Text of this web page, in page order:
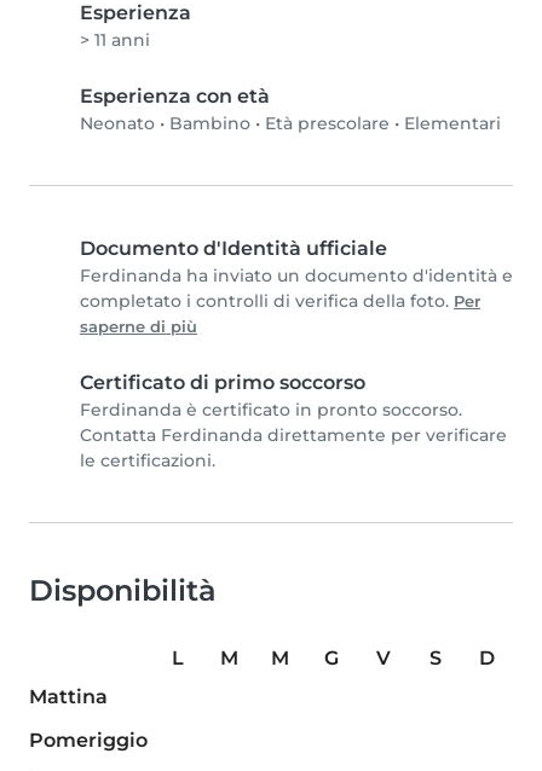
Esperienza
> 11 anni
Esperienza con età
Neonato • Bambino • Età prescolare • Elementari
Documento d'Identità ufficiale
Ferdinanda ha inviato un documento d'identità e
completato i controlli di verifica della foto. Per
saperne di più
Certificato di primo soccorso
Ferdinanda è certificato in pronto soccorso.
Contatta Ferdinanda direttamente per verificare
le certificazioni.
Disponibilità
L M M G V S
D
Mattina
Pomeriggio